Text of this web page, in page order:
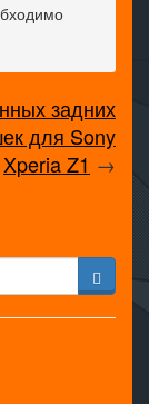
задних
для Sony
Xperia Z1 →